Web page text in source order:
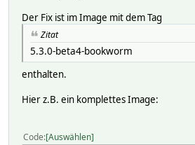
Der Fix ist im Image mit dem Tag
Zitat
5.3.0-beta4-bookworm
enthalten.
Hier z.B. ein komplettes Image:
Code Auswählen